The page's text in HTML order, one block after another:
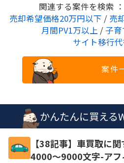
関連する案件を検索 ：
売却希望価格20万円以下 / 売
月間PV1万以上 / 子育
サイト移行
案件
かんたんに買える
【38記事】車買取に
4000～9000文字-アフ